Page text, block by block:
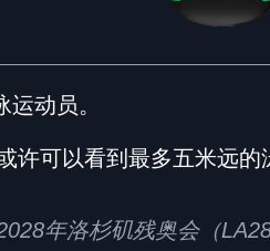
动员。
许可以看到最多五米远的
年洛杉矶残奥会（